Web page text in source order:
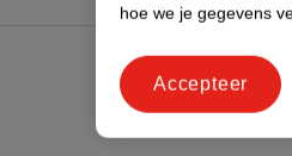
hoe we je gegevens
Accepteer